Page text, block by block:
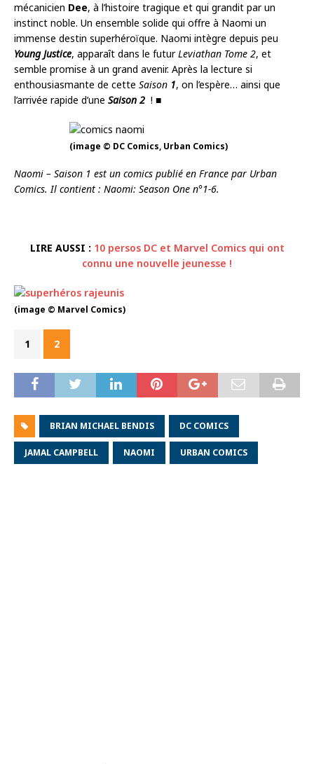
mécanicien Dee, à l’histoire tragique et qui grandit par un
instinct noble. Un ensemble solide qui offre à Naomi un
immense destin superhéroïque. Naomi intègre depuis peu
Young Justice, apparaît dans le futurLeviathan Tome 2, et
semble promise à un grand avenir. Après la lecture si
enthousiasmante de cette Saison 1, on l’espère… ainsi que
l’arrivée rapide d’une Saison 2 ! ■
(image © DC Comics, Urban Comics)
Naomi – Saison 1 est un comics publié en France par Urban
Comics. Il contient : Naomi: Season One n°1-6.
LIRE AUSSI : 10 persos DC et Marvel Comics qui ont
connu une nouvelle jeunesse !
(image © Marvel Comics)
1 2
BRIAN MICHAEL BENDIS DC COMICS
JAMAL CAMPBELL NAOMI URBAN COMICS